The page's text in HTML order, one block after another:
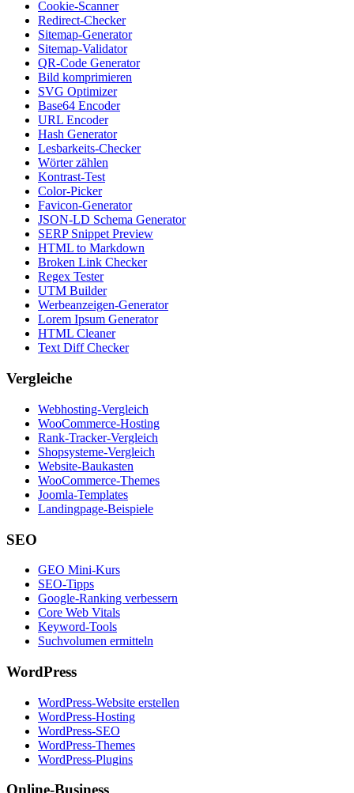
Cookie-Scanner
Redirect-Checker
Sitemap-Generator
Sitemap-Validator
QR-Code Generator
Bild komprimieren
SVG Optimizer
Base64 Encoder
URL Encoder
Hash Generator
Lesbarkeits-Checker
Wörter zählen
Kontrast-Test
Color-Picker
Favicon-Generator
JSON-LD Schema Generator
SERP Snippet Preview
HTML to Markdown
Broken Link Checker
Regex Tester
UTM Builder
Werbeanzeigen-Generator
Lorem Ipsum Generator
HTML Cleaner
Text Diff Checker
Vergleiche
Webhosting-Vergleich
WooCommerce-Hosting
Rank-Tracker-Vergleich
Shopsysteme-Vergleich
Website-Baukasten
WooCommerce-Themes
Joomla-Templates
Landingpage-Beispiele
SEO
GEO Mini-Kurs
SEO-Tipps
Google-Ranking verbessern
Core Web Vitals
Keyword-Tools
Suchvolumen ermitteln
WordPress
WordPress-Website erstellen
WordPress-Hosting
WordPress-SEO
WordPress-Themes
WordPress-Plugins